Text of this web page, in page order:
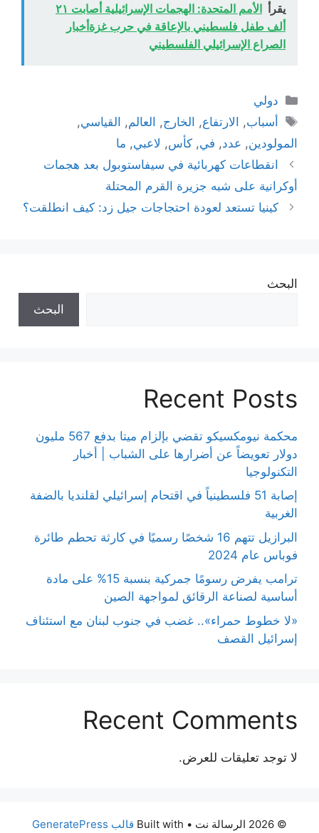
يقرأ
الأمم المتحدة: الهجمات الإسرائيلية أصابت ٢١
ألف طفل فلسطيني بالإعاقة في حرب غزةأخبار
الصراع الإسرائيلي الفلسطيني
التصنيفات
دولي
الوسوم
أسباب, الارتفاع, الخارج, العالم, القياسي,
المولودين, عدد, في, كأس, لاعبي, ما
انقطاعات كهربائية في سيفاستوبول بعد هجمات
أوكرانية على شبه جزيرة القرم المحتلة
كينيا تستعد لعودة احتجاجات جيل زد: كيف انطلقت؟
البحث
البحث
Recent Posts
محكمة نيومكسيكو تقضي بإلزام ميتا بدفع 567 مليون
دولار تعويضاً عن أضرارها على الشباب | أخبار
التكنولوجيا
إصابة 51 فلسطينياً في اقتحام إسرائيلي لقلنديا بالضفة
الغربية
البرازيل تتهم 16 شخصًا رسميًا في كارثة تحطم طائرة
فوباس عام 2024
ترامب يفرض رسومًا جمركية بنسبة 15% على مادة
أساسية لصناعة الرقائق لمواجهة الصين
«لا خطوط حمراء».. غضب في جنوب لبنان مع استئناف
إسرائيل القصف
Recent Comments
لا توجد تعليقات للعرض.
© 2026 الرسالة نت • Built with قالب GeneratePress